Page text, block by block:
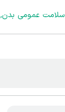
سلامت عمومی بدن,